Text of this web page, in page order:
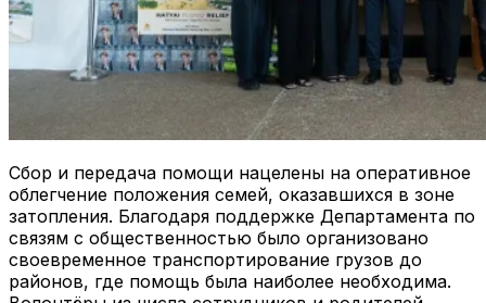
Сбор и передача помощи нацелены на оперативное
облегчение положения семей, оказавшихся в зоне
затопления. Благодаря поддержке Департамента по
связям с общественностью было организовано
своевременное транспортирование грузов до
районов, где помощь была наиболее необходима.